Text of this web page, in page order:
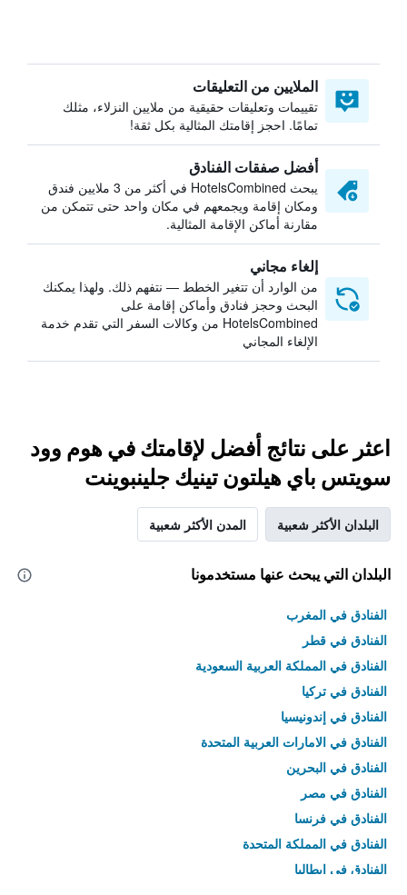
الملايين من التعليقات
تقييمات وتعليقات حقيقية من ملايين النزلاء، مثلك
تمامًا. احجز إقامتك المثالية بكل ثقة!
أفضل صفقات الفنادق
يبحث HotelsCombined في أكثر من 3 ملايين فندق
ومكان إقامة ويجمعهم في مكان واحد حتى تتمكن من
مقارنة أماكن الإقامة المثالية.
إلغاء مجاني
من الوارد أن تتغير الخطط — نتفهم ذلك. ولهذا يمكنك
البحث وحجز فنادق وأماكن إقامة على
HotelsCombined من وكالات السفر التي تقدم خدمة
الإلغاء المجاني
اعثر على نتائج أفضل لإقامتك في هوم وود
سويتس باي هيلتون تينيك جلينبوينت
البلدان الأكثر شعبية المدن الأكثر شعبية
البلدان التي يبحث عنها مستخدمونا
الفنادق في المغرب
الفنادق في قطر
الفنادق في المملكة العربية السعودية
الفنادق في تركيا
الفنادق في إندونيسيا
الفنادق في الامارات العربية المتحدة
الفنادق في البحرين
الفنادق في مصر
الفنادق في فرنسا
الفنادق في المملكة المتحدة
الفنادق في إيطاليا